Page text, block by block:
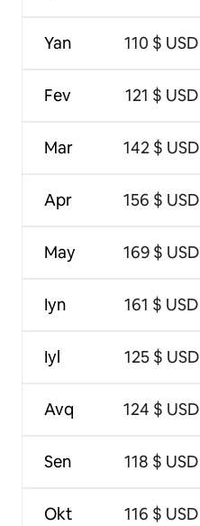
Yan
Fev
Mar
Apr
May
Iyn
Iyl
Avq
Sen
Okt
110 $ USD
121 $ USD
142 $ USD
156 $ USD
169 $ USD
161 $ USD
125 $ USD
124 $ USD
118 $ USD
116 $ USD